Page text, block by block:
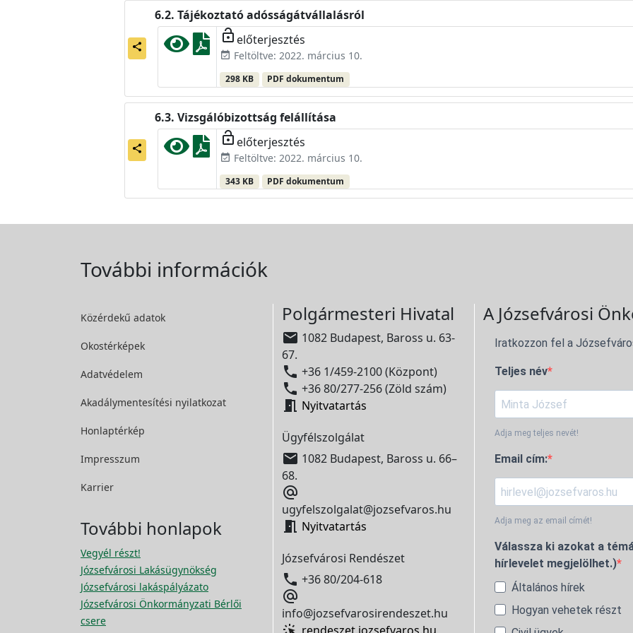
share
Tájékoztató adósságátvállalásról
lock_open előterjesztés
event_available Feltöltve: 2022. március 10.
298 KB PDF dokumentum
share
Vizsgálóbizottság felállítása
lock_open előterjesztés
event_available Feltöltve: 2022. március 10.
343 KB PDF dokumentum
További információk
Közérdekű adatok
Okostérképek
Adatvédelem
Akadálymentesítési nyilatkozat
Honlaptérkép
Impresszum
Karrier
További honlapok
Vegyél részt!
Józsefvárosi Lakásügynökség
Józsefvárosi lakáspályázato
Józsefvárosi Önkormányzati Bérlői
csere
Polgármesteri Hivatal
 1082 Budapest, Baross u. 63-
67.
 +36 1/459-2100 (Központ)
 +36 80/277-256 (Zöld szám)
 Nyitvatartás
Ügyfélszolgálat
 1082 Budapest, Baross u. 66–
68.

ugyfelszolgalat@jozsefvaros.hu
 Nyitvatartás
Józsefvárosi Rendészet
 +36 80/204-618

info@jozsefvarosirendeszet.hu
A Józsefvárosi
Iratkozzon fel a
Teljes név
Adja meg teljes nevét!
Email cím:
Adja meg az email címét!
Válassza ki azokat a
hírlevelet megjelölhet.)
Általános hírek
Hogyan vehetek részt